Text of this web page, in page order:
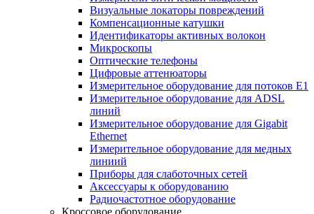
Визуальные локаторы повреждений
Компенсационные катушки
Идентификаторы активных волокон
Микроскопы
Оптические телефоны
Цифровые аттенюаторы
Измерительное оборудование для потоков Е1
Измерительное оборудование для ADSL
линий
Измерительное оборудование для Gigabit
Ethernet
Измерительное оборудование для медных
линиий
Приборы для слаботочных сетей
Аксессуары к оборудованию
Радиочастотное оборудование
Кроссовое оборудование